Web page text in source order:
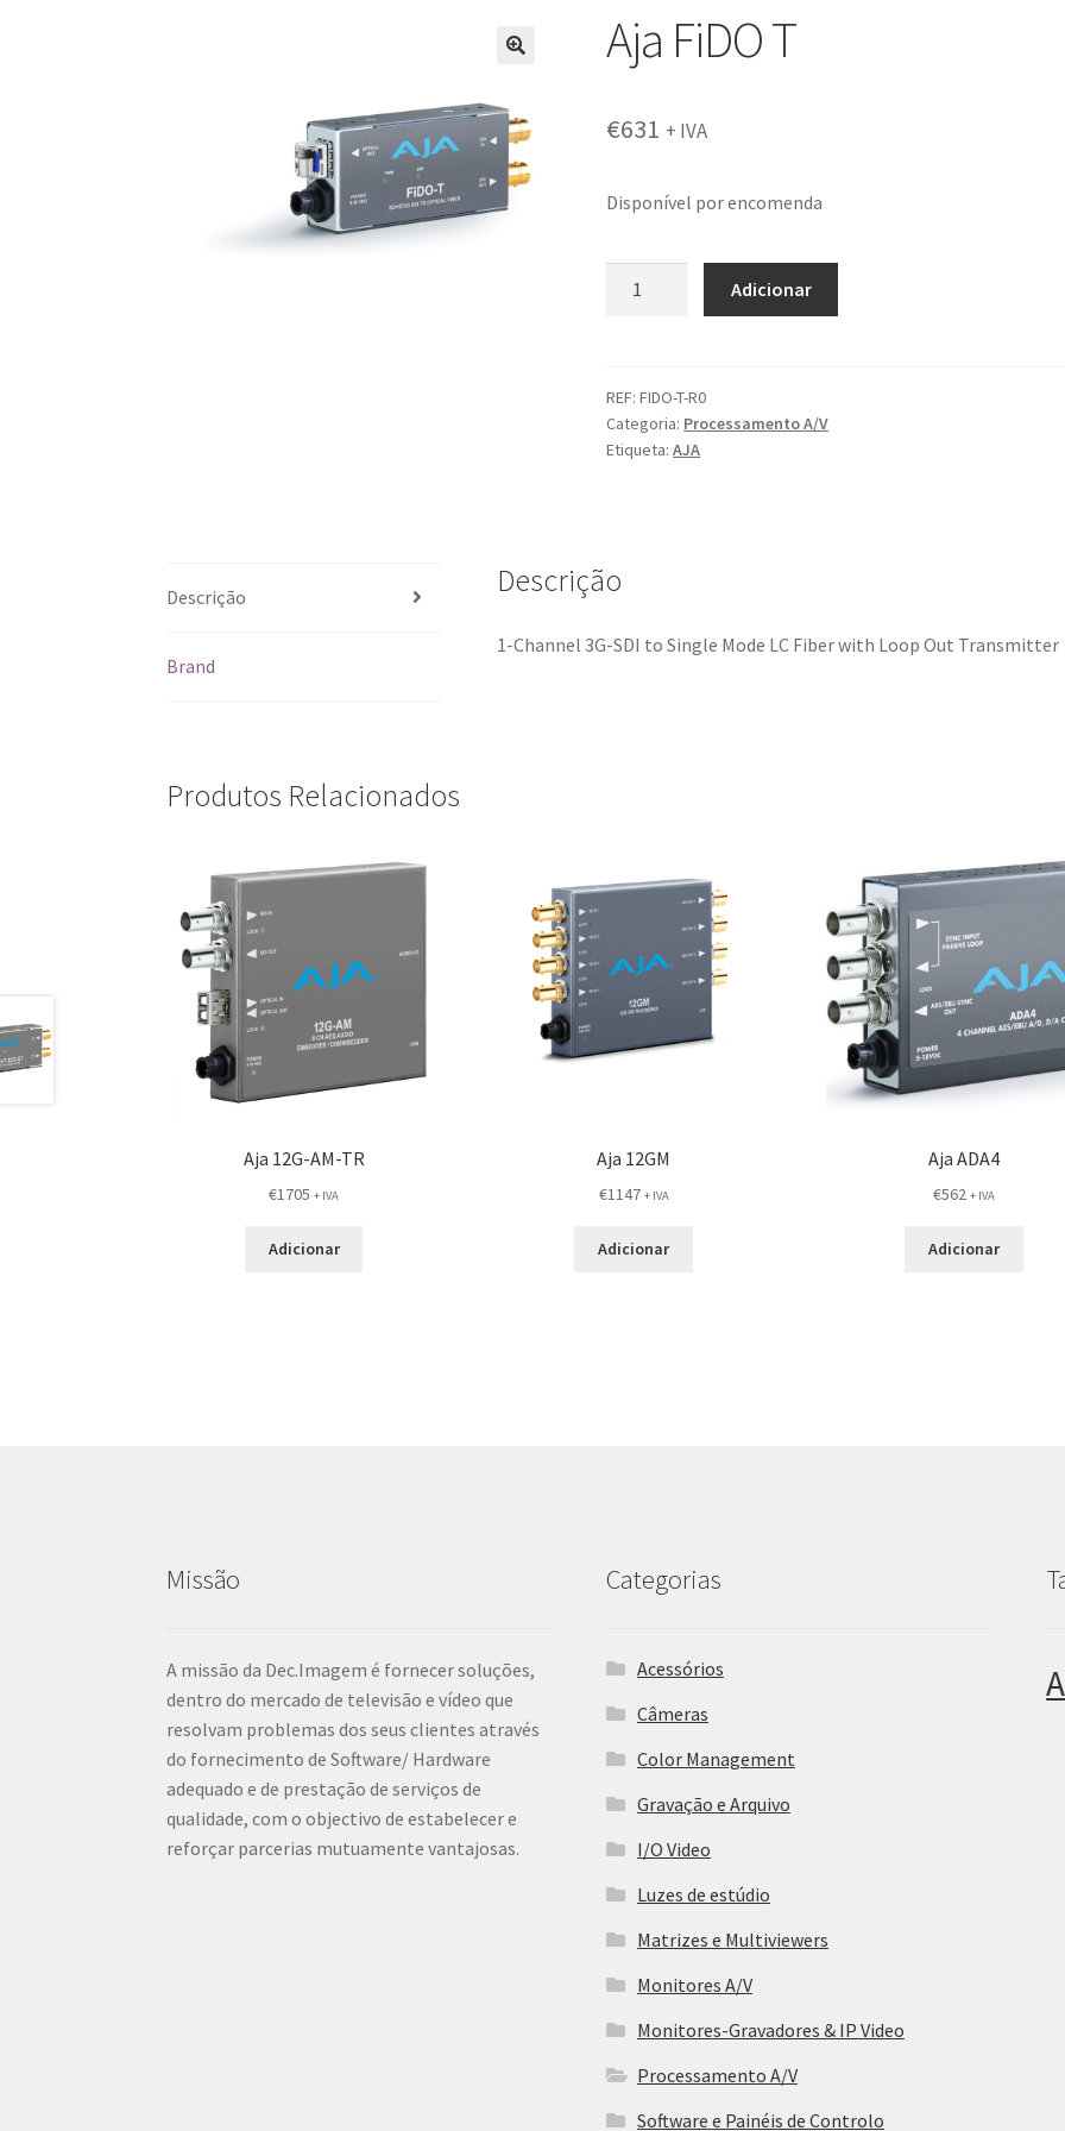
Aja FiDO T
€631 + IVA
Disponível por encomenda
T
Adicionar
REF:FIDO-T-R0
Categoria: Processamento A/V
Etiqueta:AJA
Descrição
Brand
Descrição
1-Channel 3G-SDI to Single Mode LC Fiber with Loop Out Transmitter
Produtos Relacionados
Aja 12G-AM-TR
€1705 + IVA
Adicionar
Aja 12GM
€1147 + IVA
Adicionar
Aja ADA4
€562 + IVA
Adicionar
Missão
A missão da Dec.Imagem é fornecer soluções,
dentro do mercado de televisão e vídeo que
resolvam problemas dos seus clientes através
do fornecimento de Software/ Hardware
adequado e de prestação de serviços de
qualidade, com o objectivo de estabelecer e
reforçar parcerias mutuamente vantajosas.
Categorias
Acessórios
Câmeras
Color Management
Gravação e Arquivo
I/O Video
Luzes de estúdio
Matrizes e Multiviewers
Monitores A/V
Monitores-Gravadores & IP Video
Processamento A/V
Software e Painéis de Controlo